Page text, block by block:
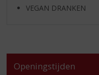
VEGAN DRANKEN
Openingstijden